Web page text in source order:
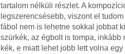
tartalom nélküli részlet. A
legszerencsésebb, viszont el
fábol nem is lehetne sokkal jobbat
szürkék, az égbolt is tompa, inkább
kék, e miatt lehet jobb lett volna